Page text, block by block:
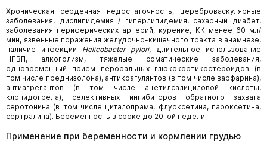
Хроническая сердечная недостаточность, цереброваскулярные
заболевания, дислипидемия / гиперлипидемия, сахарный диабет,
заболевания периферических артерий, курение, КК менее 60 мл/
мин, язвенные поражения желудочно-кишечного тракта в анамнезе,
наличие инфекции Helicobacter pylori, длительное использование
НПВП, алкоголизм, тяжелые соматические заболевания,
одновременный прием пероральных глюкокортикостероидов (в
том числе преднизолона), антикоагулянтов (в том числе варфарина),
антиагрегантов (в том числе ацетилсалициловой кислоты,
клопидогрела), селективных ингибиторов обратного захвата
серотонина (в том числе циталопрама, флуоксетина, пароксетина,
сертралина). Беременность в сроке до 20-ой недели.
Применение при беременности и кормлении грудью